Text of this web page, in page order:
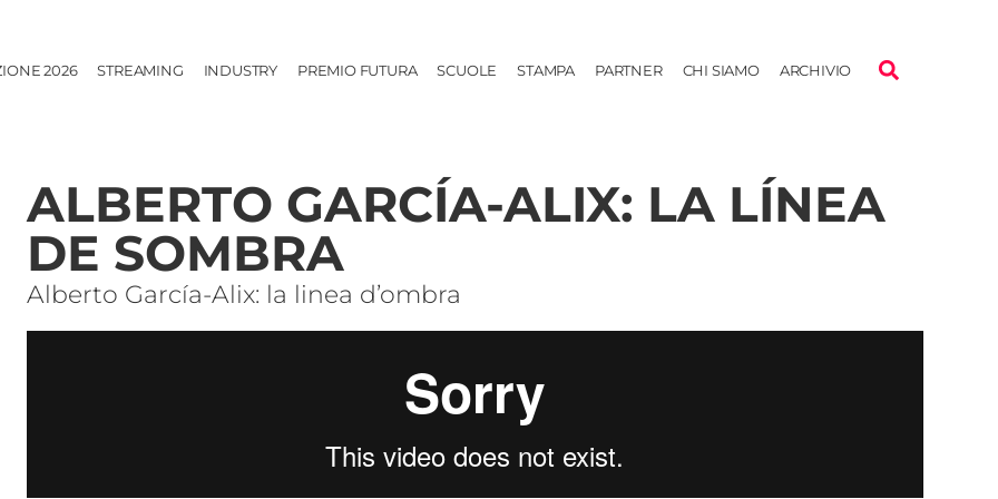
2026 STREAMING INDUSTRY PREMIO FUTURA SCUOLE STAMPA PARTNER CHI SIAMO ARCHIVIO
ALBERTO GARCÍA-ALIX: LA LÍNEA
DE SOMBRA
Alberto García-Alix: la linea d’ombra